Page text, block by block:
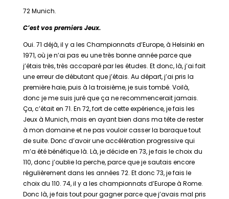
72 Munich.
C’est vos premiers Jeux.
Oui. 71 déjà, il y a les Championnats d’Europe, à Helsinki en
1971, où je n’ai pas eu une très bonne année parce que
j’étais très, très accaparé par les études. Et donc, là, j’ai fait
une erreur de débutant que j’étais. Au départ, j’ai pris la
première haie, puis à la troisième, je suis tombé. Voilà,
donc je me suis juré que ça ne recommencerait jamais.
Ça, c’était en 71. En 72, fort de cette expérience, je fais les
Jeux à Munich, mais en ayant bien dans ma tête de rester
à mon domaine et ne pas vouloir casser la baraque tout
de suite. Donc d’avoir une accélération progressive qui
m’a été bénéfique là. Là, je décide en 73, je fais le choix du
110, donc j’oublie la perche, parce que je sautais encore
régulièrement dans les années 72. Et donc 73, je fais le
choix du 110. 74, il y a les championnats d’Europe à Rome.
Donc là, je fais tout pour gagner parce que j’avais mal pris